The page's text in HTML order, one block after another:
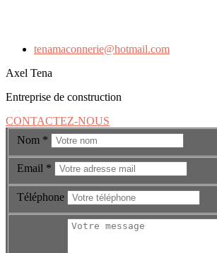
tenamaconnerie@hotmail.com
Axel Tena
Entreprise de construction
CONTACTEZ-NOUS
Nom *
Email *
Téléphone